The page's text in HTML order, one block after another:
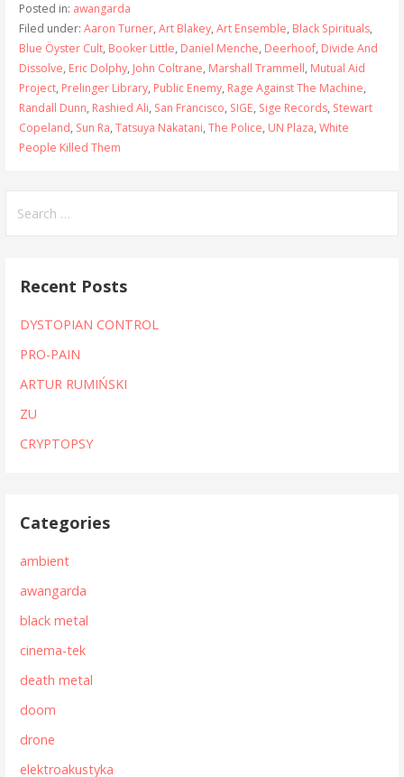
Posted in: awangarda
Filed under: Aaron Turner, Art Blakey, Art Ensemble, Black Spirituals,
Blue Öyster Cult, Booker Little, Daniel Menche, Deerhoof, Divide And
Dissolve, Eric Dolphy, John Coltrane, Marshall Trammell, Mutual Aid
Project, Prelinger Library, Public Enemy, Rage Against The Machine,
Randall Dunn, Rashied Ali, San Francisco, SIGE, Sige Records, Stewart
Copeland, Sun Ra, Tatsuya Nakatani, The Police, UN Plaza, White
People Killed Them
for:
Recent Posts
DYSTOPIAN CONTROL
PRO-PAIN
ARTUR RUMIŃSKI
ZU
CRYPTOPSY
Categories
ambient
awangarda
black metal
cinema-tek
death metal
doom
drone
elektroakustyka